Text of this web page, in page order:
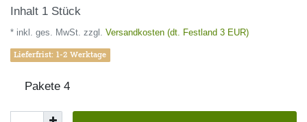
Inhalt 1 Stück
* inkl. ges. MwSt. zzgl. Versandkosten (dt. Festland 3 EUR)
Lieferfrist: 1-2 Werktage
Pakete 4